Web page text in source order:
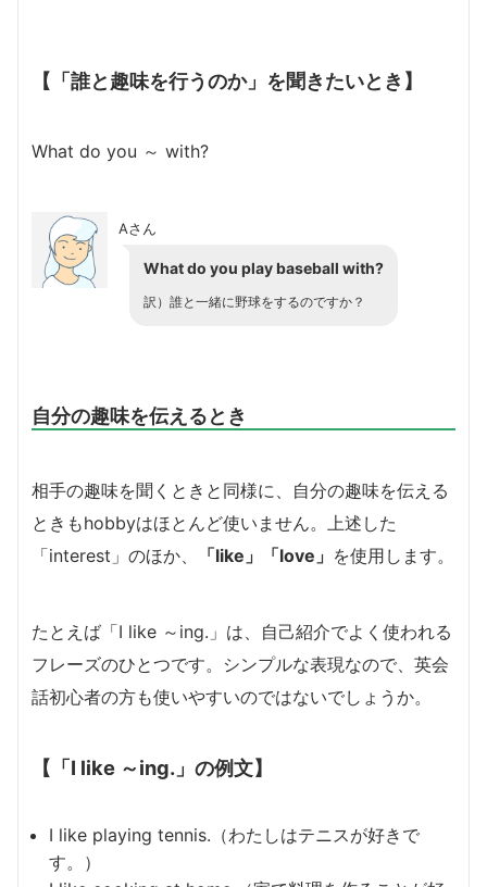
【「誰と趣味を行うのか」を聞きたいとき】
What do you ～ with?
Aさん
What do you play baseball with?
訳）誰と一緒に野球をするのですか？
自分の趣味を伝えるとき
相手の趣味を聞くときと同様に、自分の趣味を伝える
ときもhobbyはほとんど使いません。上述した
「interest」のほか、
「like」「love」 を使用します。
たとえば「I like ～ing.」は、自己紹介でよく使われる
フレーズのひとつです。シンプルな表現なので、英会
話初心者の方も使いやすいのではないでしょうか。
【「I like ～ing.」の例文】
I like playing tennis.（わたしはテニスが好きで
す。）